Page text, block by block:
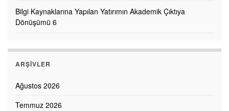
Bilgi Kaynaklarına Yapılan Yatırımın Akademik Çıktıya
Dönüşümü 6
ARŞIVLER
Ağustos 2026
Temmuz 2026